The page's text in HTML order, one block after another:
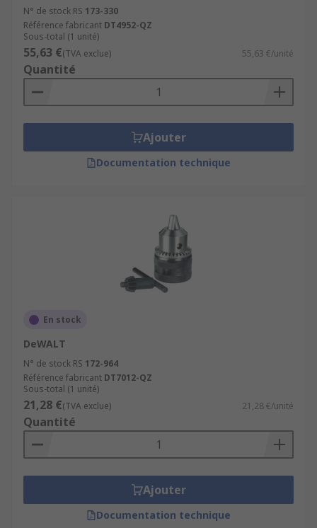
N° de stock RS 173-330
Référence fabricant DT4952-QZ
Sous-total (1 unité)
55,63 €(TVA exclue) 55,63 €/unité
Quantité
Ajouter
Documentation technique
En stock
DeWALT
N° de stock RS 172-964
Référence fabricant DT7012-QZ
Sous-total (1 unité)
21,28 €(TVA exclue) 21,28 €/unité
Quantité
Ajouter
Documentation technique